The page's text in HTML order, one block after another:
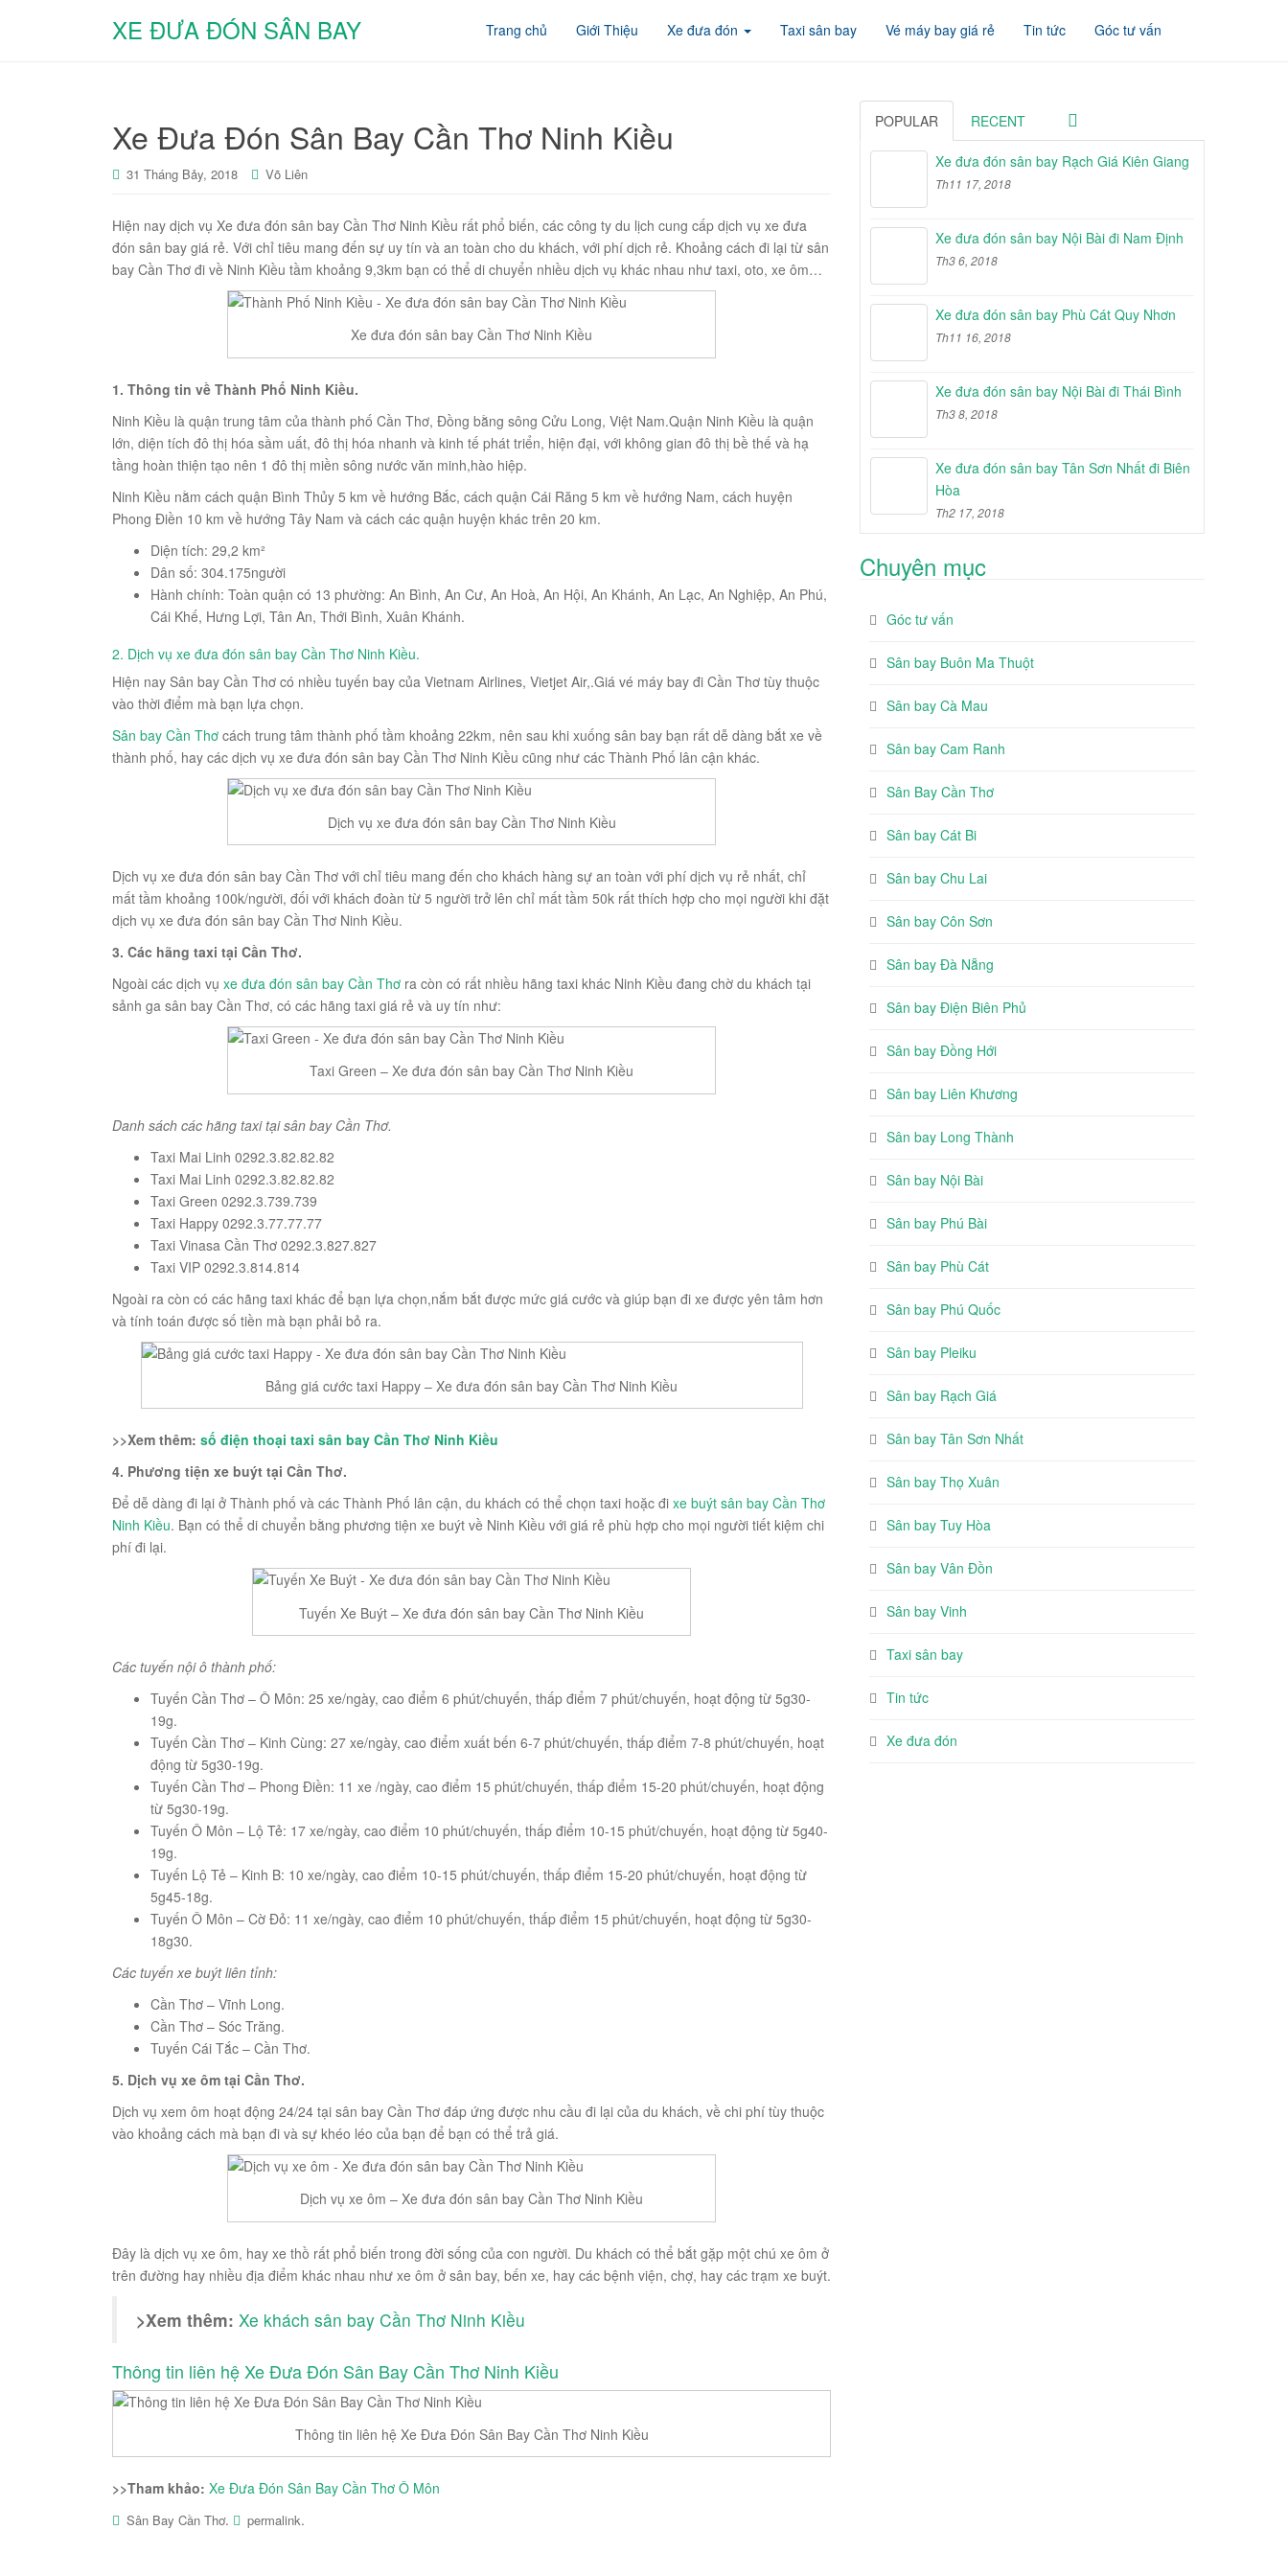
XE ĐƯA ĐÓN SÂN BAY Trang chủ Giới Thiệu Xe đưa đón Taxi sân bay Vé máy bay giá rẻ Tin tức Góc tư vấn
Xe Đưa Đón Sân Bay Cần Thơ Ninh Kiều
31 Tháng Bảy, 2018 Võ Liên
Hiện nay dịch vụ Xe đưa đón sân bay Cần Thơ Ninh Kiều rất phổ biến, các công ty du lịch cung cấp dịch vụ xe đưa
đón sân bay giá rẻ. Với chỉ tiêu mang đến sự uy tín và an toàn cho du khách, với phí dịch rẻ. Khoảng cách đi lại từ sân
bay Cần Thơ đi về Ninh Kiều tầm khoảng 9,3km bạn có thể di chuyển nhiều dịch vụ khác nhau như taxi, oto, xe ôm…
Xe đưa đón sân bay Cần Thơ Ninh Kiều
1. Thông tin về Thành Phố Ninh Kiều.
Ninh Kiều là quận trung tâm của thành phố Cần Thơ, Đồng bằng sông Cửu Long, Việt Nam.Quận Ninh Kiều là quận
lớn, diện tích đô thị hóa sầm uất, đô thị hóa nhanh và kinh tế phát triển, hiện đại, với không gian đô thị bề thế và hạ
tầng hoàn thiện tạo nên 1 đô thị miền sông nước văn minh,hào hiệp.
Ninh Kiều nằm cách quận Bình Thủy 5 km về hướng Bắc, cách quận Cái Răng 5 km về hướng Nam, cách huyện
Phong Điền 10 km về hướng Tây Nam và cách các quận huyện khác trên 20 km.
Diện tích: 29,2 km²
Dân số: 304.175người
Hành chính: Toàn quận có 13 phường: An Bình, An Cư, An Hoà, An Hội, An Khánh, An Lạc, An Nghiệp, An Phú,
Cái Khế, Hưng Lợi, Tân An, Thới Bình, Xuân Khánh.
2. Dịch vụ xe đưa đón sân bay Cần Thơ Ninh Kiều.
Hiện nay Sân bay Cần Thơ có nhiều tuyến bay của Vietnam Airlines, Vietjet Air,.Giá vé máy bay đi Cần Thơ tùy thuộc
vào thời điểm mà bạn lựa chọn.
Sân bay Cần Thơ cách trung tâm thành phố tầm khoảng 22km, nên sau khi xuống sân bay bạn rất dễ dàng bắt xe về
thành phố, hay các dịch vụ xe đưa đón sân bay Cần Thơ Ninh Kiều cũng như các Thành Phố lân cận khác.
Dịch vụ xe đưa đón sân bay Cần Thơ Ninh Kiều
Dịch vụ xe đưa đón sân bay Cần Thơ với chỉ tiêu mang đến cho khách hàng sự an toàn với phí dịch vụ rẻ nhất, chỉ
mất tầm khoảng 100k/người, đối với khách đoàn từ 5 người trở lên chỉ mất tầm 50k rất thích hợp cho mọi người khi đặt
dịch vụ xe đưa đón sân bay Cần Thơ Ninh Kiều.
3. Các hãng taxi tại Cần Thơ.
Ngoài các dịch vụ xe đưa đón sân bay Cần Thơ ra còn có rất nhiều hãng taxi khác Ninh Kiều đang chờ du khách tại
sảnh ga sân bay Cần Thơ, có các hãng taxi giá rẻ và uy tín như:
Taxi Green – Xe đưa đón sân bay Cần Thơ Ninh Kiều
Danh sách các hãng taxi tại sân bay Cần Thơ.
Taxi Mai Linh 0292.3.82.82.82
Taxi Mai Linh 0292.3.82.82.82
Taxi Green 0292.3.739.739
Taxi Happy 0292.3.77.77.77
Taxi Vinasa Cần Thơ 0292.3.827.827
Taxi VIP 0292.3.814.814
Ngoài ra còn có các hãng taxi khác để bạn lựa chọn,nắm bắt được mức giá cước và giúp bạn đi xe được yên tâm hơn
và tính toán được số tiền mà bạn phải bỏ ra.
Bảng giá cước taxi Happy – Xe đưa đón sân bay Cần Thơ Ninh Kiều
>>Xem thêm: số điện thoại taxi sân bay Cần Thơ Ninh Kiều
4. Phương tiện xe buýt tại Cần Thơ.
Để dễ dàng đi lại ở Thành phố và các Thành Phố lân cận, du khách có thể chọn taxi hoặc đi xe buýt sân bay Cần Thơ
Ninh Kiều. Bạn có thể di chuyển bằng phương tiện xe buýt về Ninh Kiều với giá rẻ phù hợp cho mọi người tiết kiệm chi
phí đi lại.
Tuyến Xe Buýt – Xe đưa đón sân bay Cần Thơ Ninh Kiều
Các tuyến nội ô thành phố:
Tuyến Cần Thơ – Ô Môn: 25 xe/ngày, cao điểm 6 phút/chuyến, thấp điểm 7 phút/chuyến, hoạt động từ 5g30-
19g.
Tuyến Cần Thơ – Kinh Cùng: 27 xe/ngày, cao điểm xuất bến 6-7 phút/chuyến, thấp điểm 7-8 phút/chuyến, hoạt
động từ 5g30-19g.
Tuyến Cần Thơ – Phong Điền: 11 xe /ngày, cao điểm 15 phút/chuyến, thấp điểm 15-20 phút/chuyến, hoạt động
từ 5g30-19g.
Tuyến Ô Môn – Lộ Tẻ: 17 xe/ngày, cao điểm 10 phút/chuyến, thấp điểm 10-15 phút/chuyến, hoạt động từ 5g40-
19g.
Tuyến Lộ Tẻ – Kinh B: 10 xe/ngày, cao điểm 10-15 phút/chuyến, thấp điểm 15-20 phút/chuyến, hoạt động từ
5g45-18g.
Tuyến Ô Môn – Cờ Đỏ: 11 xe/ngày, cao điểm 10 phút/chuyến, thấp điểm 15 phút/chuyến, hoạt động từ 5g30-
18g30.
Các tuyến xe buýt liên tỉnh:
Cần Thơ – Vĩnh Long.
Cần Thơ – Sóc Trăng.
Tuyến Cái Tắc – Cần Thơ.
5. Dịch vụ xe ôm tại Cần Thơ.
Dịch vụ xem ôm hoạt động 24/24 tại sân bay Cần Thơ đáp ứng được nhu cầu đi lại của du khách, về chi phí tùy thuộc
vào khoảng cách mà bạn đi và sự khéo léo của bạn để bạn có thể trả giá.
Dịch vụ xe ôm – Xe đưa đón sân bay Cần Thơ Ninh Kiều
Đây là dịch vụ xe ôm, hay xe thồ rất phổ biến trong đời sống của con người. Du khách có thể bắt gặp một chú xe ôm ở
trên đường hay nhiều địa điểm khác nhau như xe ôm ở sân bay, bến xe, hay các bệnh viện, chợ, hay các trạm xe buýt.
>Xem thêm: Xe khách sân bay Cần Thơ Ninh Kiều
Thông tin liên hệ Xe Đưa Đón Sân Bay Cần Thơ Ninh Kiều
Thông tin liên hệ Xe Đưa Đón Sân Bay Cần Thơ Ninh Kiều
>>Tham khảo: Xe Đưa Đón Sân Bay Cần Thơ Ô Môn
Sân Bay Cần Thơ. permalink.
POPULAR RECENT
Xe đưa đón sân bay Rạch Giá Kiên Giang
Th11 17, 2018
Xe đưa đón sân bay Nội Bài đi Nam Định
Th3 6, 2018
Xe đưa đón sân bay Phù Cát Quy Nhơn
Th11 16, 2018
Xe đưa đón sân bay Nội Bài đi Thái Bình
Th3 8, 2018
Xe đưa đón sân bay Tân Sơn Nhất đi Biên
Hòa
Th2 17, 2018
Chuyên mục
Góc tư vấn
Sân bay Buôn Ma Thuột
Sân bay Cà Mau
Sân bay Cam Ranh
Sân Bay Cần Thơ
Sân bay Cát Bi
Sân bay Chu Lai
Sân bay Côn Sơn
Sân bay Đà Nẵng
Sân bay Điện Biên Phủ
Sân bay Đồng Hới
Sân bay Liên Khương
Sân bay Long Thành
Sân bay Nội Bài
Sân bay Phú Bài
Sân bay Phù Cát
Sân bay Phú Quốc
Sân bay Pleiku
Sân bay Rạch Giá
Sân bay Tân Sơn Nhất
Sân bay Thọ Xuân
Sân bay Tuy Hòa
Sân bay Vân Đồn
Sân bay Vinh
Taxi sân bay
Tin tức
Xe đưa đón